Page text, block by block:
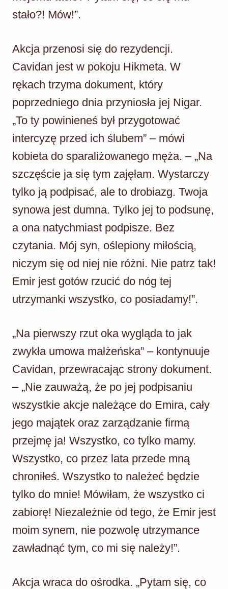
stało?! Mów!”.
Akcja przenosi się do rezydencji.
Cavidan jest w pokoju Hikmeta. W
rękach trzyma dokument, który
poprzedniego dnia przyniosła jej Nigar.
„To ty powinieneś był przygotować
intercyzę przed ich ślubem” – mówi
kobieta do sparaliżowanego męża. – „Na
szczęście ja się tym zajęłam. Wystarczy
tylko ją podpisać, ale to drobiazg. Twoja
synowa jest dumna. Tylko jej to podsunę,
a ona natychmiast podpisze. Bez
czytania. Mój syn, oślepiony miłością,
niczym się od niej nie różni. Nie patrz tak!
Emir jest gotów rzucić do nóg tej
utrzymanki wszystko, co posiadamy!”.
„Na pierwszy rzut oka wygląda to jak
zwykła umowa małżeńska” – kontynuuje
Cavidan, przewracając strony dokument.
– „Nie zauważą, że po jej podpisaniu
wszystkie akcje należące do Emira, cały
jego majątek oraz zarządzanie firmą
przejmę ja! Wszystko, co tylko mamy.
Wszystko, co przez lata przede mną
chroniłeś. Wszystko to należeć będzie
tylko do mnie! Mówiłam, że wszystko ci
zabiorę! Niezależnie od tego, że Emir jest
moim synem, nie pozwolę utrzymance
zawładnąć tym, co mi się należy!”.
Akcja wraca do ośrodka. „Pytam się, co